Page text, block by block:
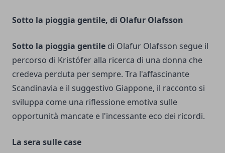
Sotto la pioggia gentile, di Olafur Olafsson
Sotto la pioggia gentile di Olafur Olafsson segue il
percorso di Kristófer alla ricerca di una donna che
credeva perduta per sempre. Tra l'affascinante
Scandinavia e il suggestivo Giappone, il racconto si
sviluppa come una riflessione emotiva sulle
opportunità mancate e l'incessante eco dei ricordi.
La sera sulle case